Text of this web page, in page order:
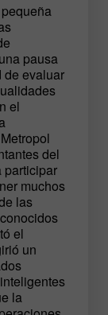
pausa
de evaluar
el
del
participar
muchos
las
el
un
la